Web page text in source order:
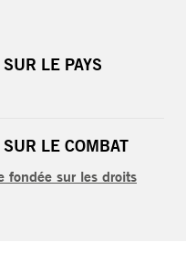
LE PAYS
LE COMBAT
fondée sur les droits